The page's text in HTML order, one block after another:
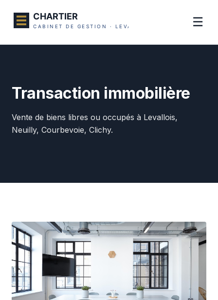
☰
Transaction immobilière
Vente de biens libres ou occupés à Levallois,
Neuilly, Courbevoie, Clichy.